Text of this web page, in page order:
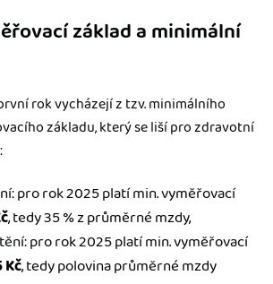
základ a minimální
rok vycházejí z tzv. minimálního
základu, který se liší pro zdravotní
pro rok 2025 platí min. vyměřovací
, tedy 35 % z průměrné mzdy,
pro rok 2025 platí min. vyměřovací
Kč, tedy polovina průměrné mzdy